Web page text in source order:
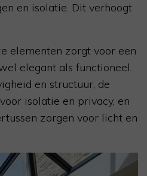
en isolatie. Dit verhoogt
elementen zorgt voor een
elegant als functioneel.
en structuur, de
isolatie en privacy, en
zorgen voor licht en